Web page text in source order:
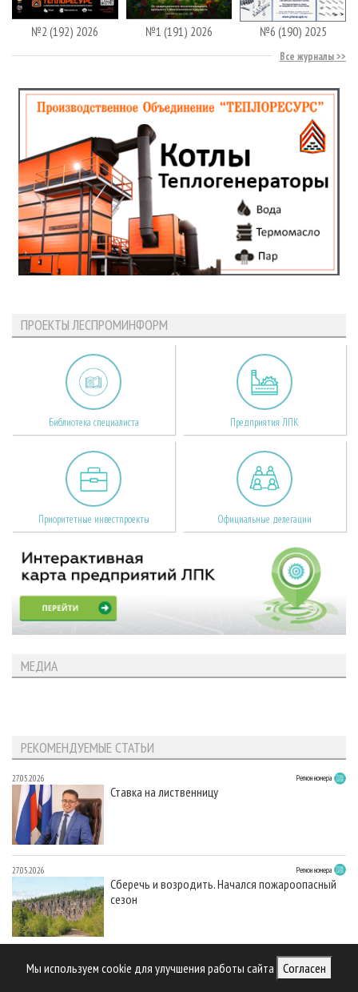
Мы используем cookie для улучшения работы сайта Согласен
№2 (192) 2026 №1 (191) 2026 №6 (190) 2025
Все журналы
ПРОЕКТЫ ЛЕСПРОМИНФОРМ
Библиотека специалиста Предприятия ЛПК
Приоритетные инвестпроекты Официальные делегации
МЕДИА
РЕКОМЕНДУЕМЫЕ СТАТЬИ
27.05.2026 Регион номера
Ставка на лиственницу
27.05.2026 Регион номера
Сберечь и возродить. Начался пожароопасный
сезон
Стратегически важно. Республика Саха (Якутия)